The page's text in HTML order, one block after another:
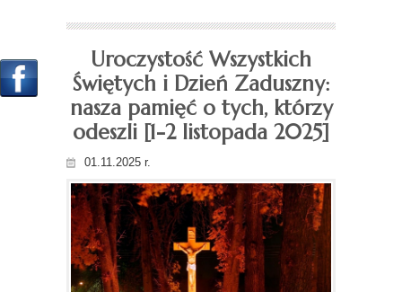
Uroczystość Wszystkich
Świętych i Dzień Zaduszny:
nasza pamięć o tych, którzy
odeszli [1-2 listopada 2025]
01.11.2025 r.